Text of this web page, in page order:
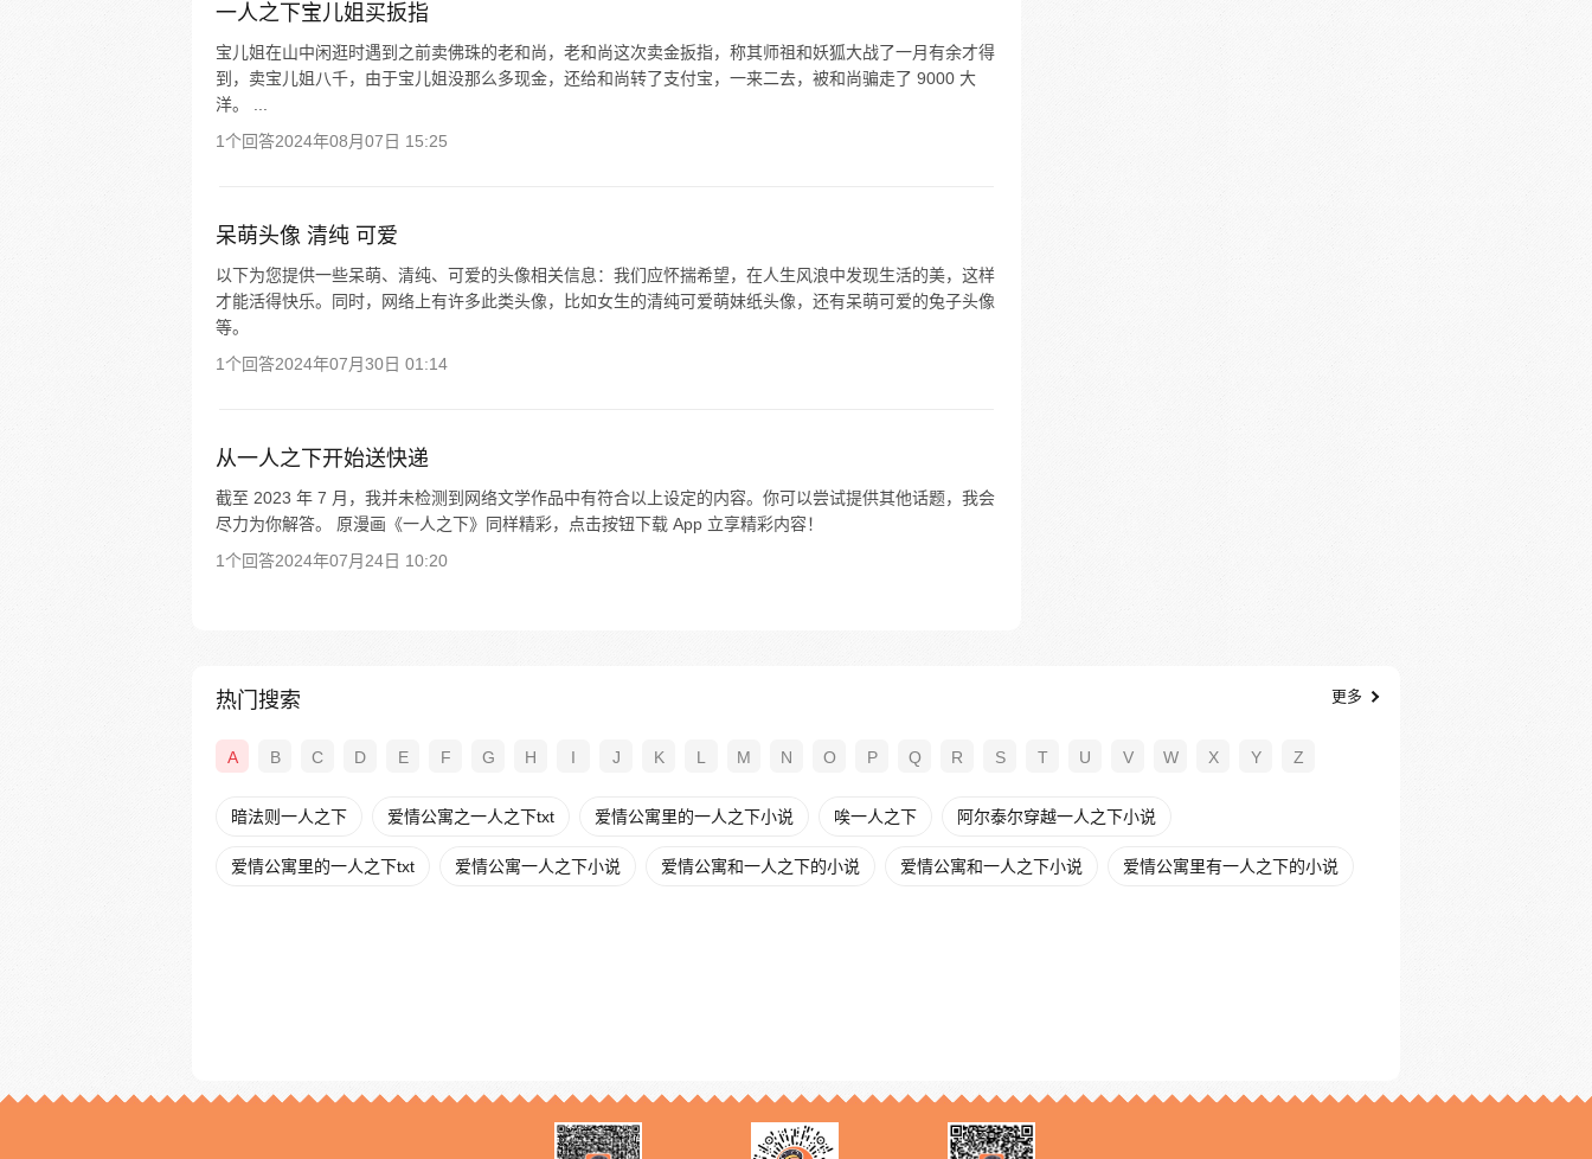
一人之下宝儿姐买扳指
宝儿姐在山中闲逛时遇到之前卖佛珠的老和尚，老和尚这次卖金扳指，称其师祖和妖狐大战了一月有余才得
到，卖宝儿姐八千，由于宝儿姐没那么多现金，还给和尚转了支付宝，一来二去，被和尚骗走了 9000 大
洋。 ...
1个回答2024年08月07日 15:25
呆萌头像 清纯 可爱
以下为您提供一些呆萌、清纯、可爱的头像相关信息：我们应怀揣希望，在人生风浪中发现生活的美，这样
才能活得快乐。同时，网络上有许多此类头像，比如女生的清纯可爱萌妹纸头像，还有呆萌可爱的兔子头像
等。
1个回答2024年07月30日 01:14
从一人之下开始送快递
截至 2023 年 7 月，我并未检测到网络文学作品中有符合以上设定的内容。你可以尝试提供其他话题，我会
尽力为你解答。 原漫画《一人之下》同样精彩，点击按钮下载 App 立享精彩内容！
1个回答2024年07月24日 10:20
热门搜索 更多
A B C D E F G H I J K L M N O P Q R S T U V W X Y Z
暗法则一人之下 爱情公寓之一人之下txt 爱情公寓里的一人之下小说 唉一人之下 阿尔泰尔穿越一人之下小说
爱情公寓里的一人之下txt 爱情公寓一人之下小说 爱情公寓和一人之下的小说 爱情公寓和一人之下小说 爱情公寓里有一人之下的小说